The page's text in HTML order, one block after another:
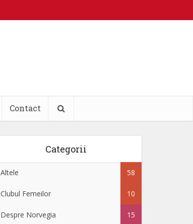
Contact
Categorii
Altele 58
Clubul Femeilor 10
Despre Norvegia 15